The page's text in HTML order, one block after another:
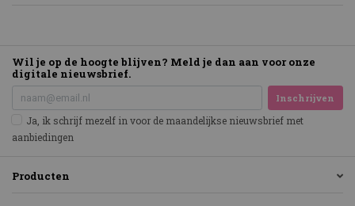
Wil je op de hoogte blijven? Meld je dan aan voor onze
digitale nieuwsbrief.
Inschrijven
Ja, ik schrijf mezelf in voor de maandelijkse nieuwsbrief met
aanbiedingen
Producten